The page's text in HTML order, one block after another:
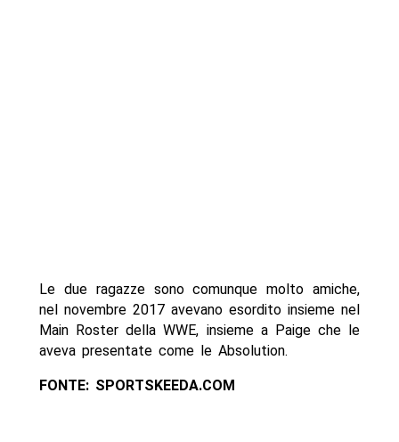
Le due ragazze sono comunque molto amiche,
nel novembre 2017 avevano esordito insieme nel
Main Roster della WWE, insieme a Paige che le
aveva presentate come le Absolution.
FONTE: SPORTSKEEDA.COM